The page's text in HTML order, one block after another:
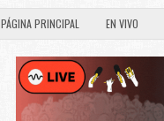
PÁGINA PRINCIPAL EN VIVO